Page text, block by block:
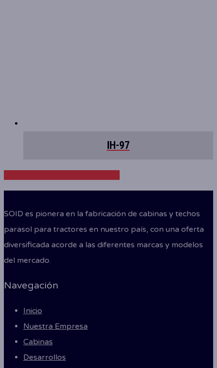
IH-97
SOID es pionera en la fabricación de cabinas y techos
parasol para tractores en nuestro país, con una oferta
diversificada acorde a las diferentes marcas y modelos
del mercado.
Navegación
Inicio
Nuestra Empresa
Cabinas
Desarrollos